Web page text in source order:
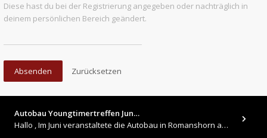
Diese hast du bei der Registrierung angegeben oder nachträglich in
deinem persönlichen Bereich geändert.
Autobau Youngtimertreffen Jun…
Hallo , Im Juni veranstaltete die Autobau in Romanshorn auf ihrem Gelände ein kleines Youngtimertreffen : https://up.